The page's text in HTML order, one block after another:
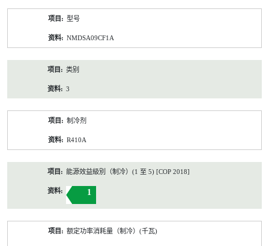
型号
NMDSA09CF1A
类别
3
制冷剂
R410A
能源效益級別（制冷）(1 至 5) [COP 2018]
1
额定功率消耗量（制冷）(千瓦)